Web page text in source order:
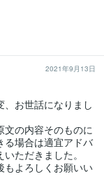
2021年9月13日
お世話になりまし
文の内容そのものに
る場合は適宜アドバ
ただきました。
もよろしくお願いい